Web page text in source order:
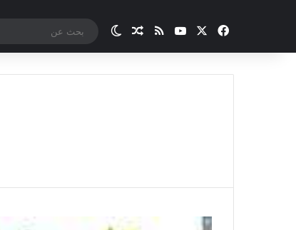
فيسبوك ‫YouTubeملخص الموقع RSS
مقال عشوائي
الوضع المظلم